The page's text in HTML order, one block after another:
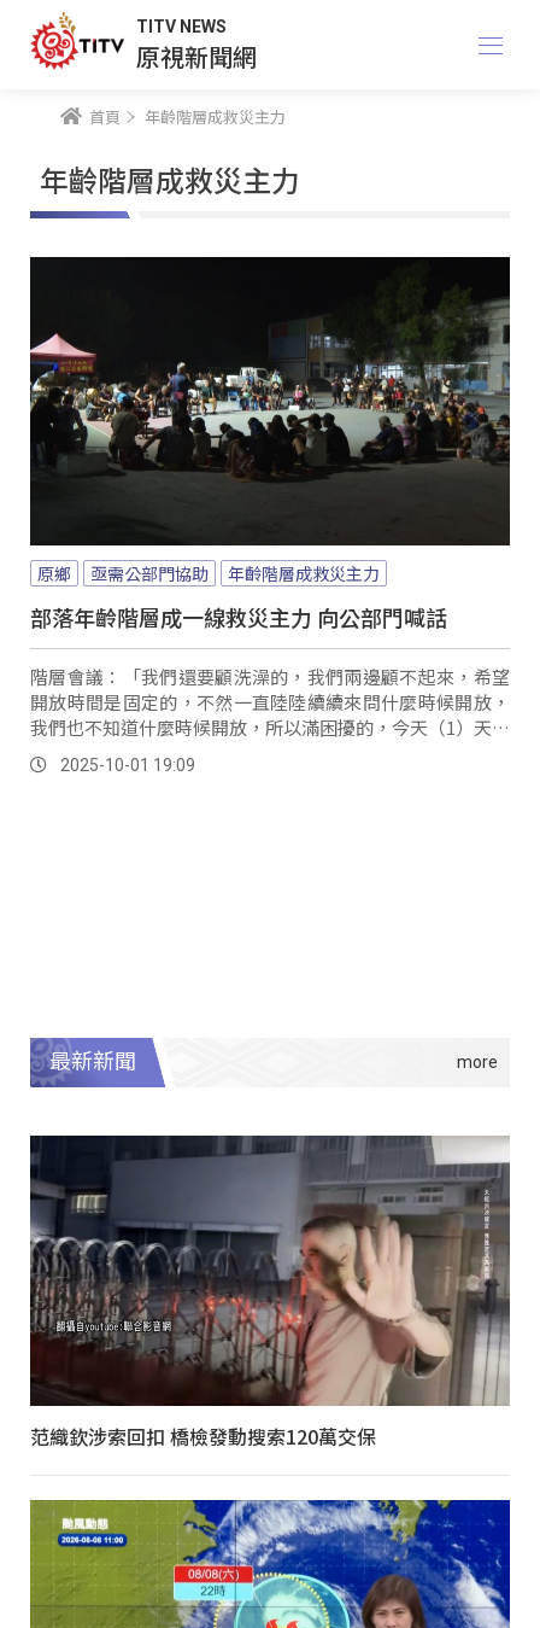
TITV NEWS
原視新聞網
首頁 年齡階層成救災主力
年齡階層成救災主力
原鄉 亟需公部門協助 年齡階層成救災主力
部落年齡階層成一線救災主力 向公部門喊話
階層會議：「我們還要顧洗澡的，我們兩邊顧不起來，希望
開放時間是固定的，不然一直陸陸續續來問什麼時候開放，
我們也不知道什麼時候開放，所以滿困擾的，今天（1）天氣
又那麼熱，還好大家都穩住了。
2025-10-01 19:09
最新新聞
范織欽涉索回扣 橋檢發動搜索120萬交保